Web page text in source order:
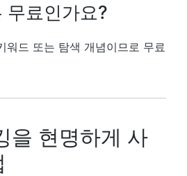
무료인가요?
워드 또는 탐색 개념이므로 무료
을 현명하게 사